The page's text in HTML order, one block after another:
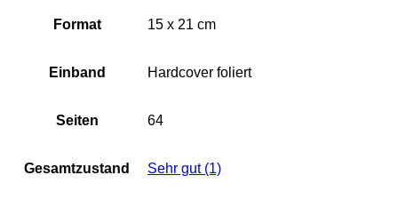
Format 15 x 21 cm
Einband Hardcover foliert
Seiten 64
Gesamtzustand Sehr gut (1)